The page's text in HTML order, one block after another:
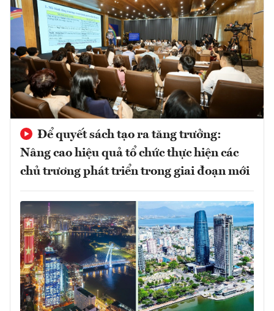
Để quyết sách tạo ra tăng trưởng:
Nâng cao hiệu quả tổ chức thực hiện các
chủ trương phát triển trong giai đoạn mới